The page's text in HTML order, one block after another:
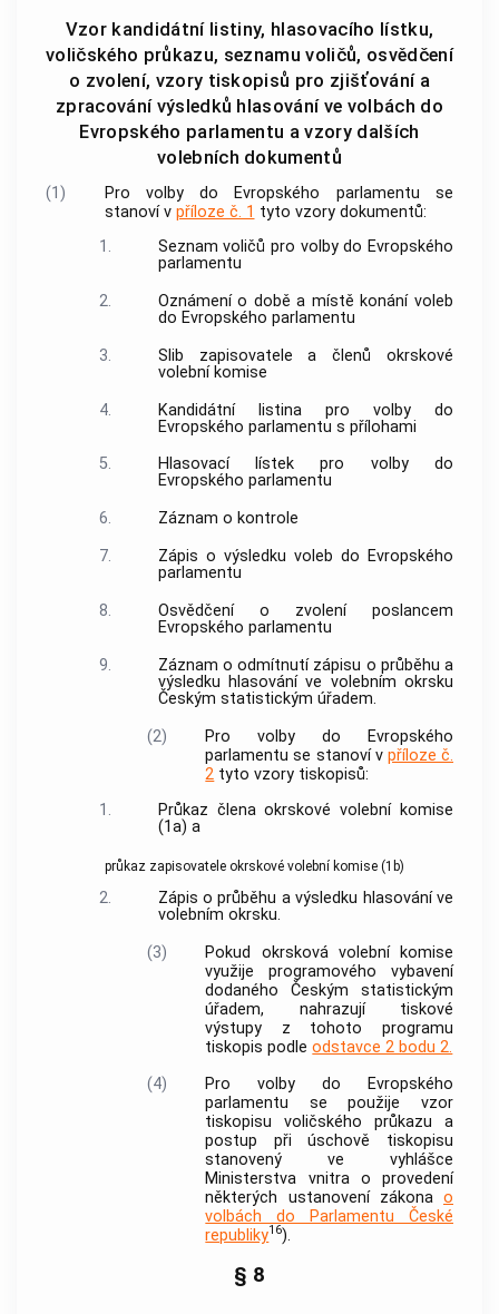
Vzor kandidátní listiny, hlasovacího lístku,
voličského průkazu, seznamu voličů, osvědčení
o zvolení, vzory tiskopisů pro zjišťování a
zpracování výsledků hlasování ve volbách do
Evropského parlamentu a vzory dalších
volebních dokumentů
(1)
Pro volby do Evropského parlamentu se
stanoví v příloze č. 1 tyto vzory dokumentů:
1.
Seznam voličů pro volby do Evropského
parlamentu
2.
Oznámení o době a místě konání voleb
do Evropského parlamentu
3.
Slib zapisovatele a členů okrskové
volební komise
4.
Kandidátní listina pro volby do
Evropského parlamentu s přílohami
5.
Hlasovací lístek pro volby do
Evropského parlamentu
6.
Záznam o kontrole
7.
Zápis o výsledku voleb do Evropského
parlamentu
8.
Osvědčení o zvolení poslancem
Evropského parlamentu
9.
Záznam o odmítnutí zápisu o průběhu a
výsledku hlasování ve volebním okrsku
Českým statistickým úřadem.
(2)
Pro volby do Evropského
parlamentu se stanoví v příloze č.
2 tyto vzory tiskopisů:
1.
Průkaz člena okrskové volební komise
(1a) a
průkaz zapisovatele okrskové volební komise (1b)
2.
Zápis o průběhu a výsledku hlasování ve
volebním okrsku.
(3)
Pokud okrsková volební komise
využije programového vybavení
dodaného Českým statistickým
úřadem, nahrazují tiskové
výstupy z tohoto programu
tiskopis podleodstavce 2 bodu 2.
(4)
Pro volby do Evropského
parlamentu se použije vzor
tiskopisu voličského průkazu a
postup při úschově tiskopisu
stanovený ve vyhlášce
Ministerstva vnitra o provedení
některých ustanovení zákona o
volbách do Parlamentu České
republiky16).
§ 8